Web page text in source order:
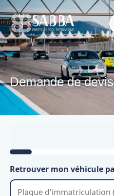
Demande de devis